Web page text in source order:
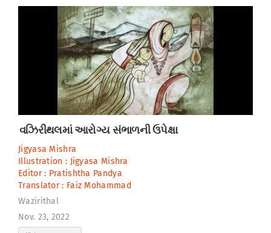
વઝિરીથલમાં આરોગ્ય સંભાળની ઉપેક્ષા
Jigyasa Mishra
Illustration : Jigyasa Mishra
Editor : Pratishtha Pandya
Translator : Faiz Mohammad
Wazirithal
Nov. 23, 2022